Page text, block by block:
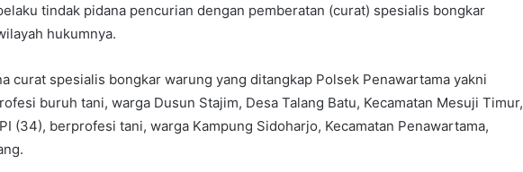
tindak pidana pencurian dengan pemberatan (curat) spesialis bongkar
hukumnya.
curat spesialis bongkar warung yang ditangkap Polsek Penawartama yakni
buruh tani, warga Dusun Stajim, Desa Talang Batu, Kecamatan Mesuji Timur,
(34), berprofesi tani, warga Kampung Sidoharjo, Kecamatan Penawartama,